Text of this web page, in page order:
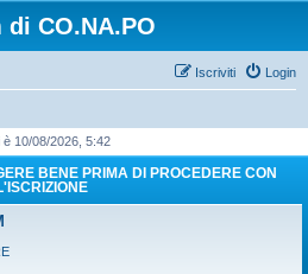
di CO.NA.PO
Login
Iscriviti
è 10/08/2026, 5:42
BENE PRIMA DI PROCEDERE CON